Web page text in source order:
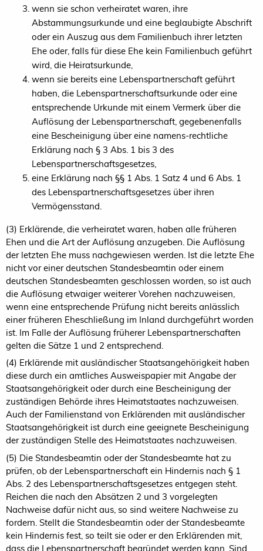
wenn sie schon verheiratet waren, ihre
Abstammungsurkunde und eine beglaubigte Abschrift
oder ein Auszug aus dem Familienbuch ihrer letzten
Ehe oder, falls für diese Ehe kein Familienbuch geführt
wird, die Heiratsurkunde,
wenn sie bereits eine Lebenspartnerschaft geführt
haben, die Lebenspartnerschaftsurkunde oder eine
entsprechende Urkunde mit einem Vermerk über die
Auflösung der Lebenspartnerschaft, gegebenenfalls
eine Bescheinigung über eine namens-rechtliche
Erklärung nach § 3 Abs. 1 bis 3 des
Lebenspartnerschaftsgesetzes,
eine Erklärung nach §§ 1 Abs. 1 Satz 4 und 6 Abs. 1
des Lebenspartnerschaftsgesetzes über ihren
Vermögensstand.
(3) Erklärende, die verheiratet waren, haben alle früheren
Ehen und die Art der Auflösung anzugeben. Die Auflösung
der letzten Ehe muss nachgewiesen werden. Ist die letzte Ehe
nicht vor einer deutschen Standesbeamtin oder einem
deutschen Standesbeamten geschlossen worden, so ist auch
die Auflösung etwaiger weiterer Vorehen nachzuweisen,
wenn eine entsprechende Prüfung nicht bereits anlässlich
einer früheren Eheschließung im Inland durchgeführt worden
ist. Im Falle der Auflösung früherer Lebenspartnerschaften
gelten die Sätze 1 und 2 entsprechend.
(4) Erklärende mit ausländischer Staatsangehörigkeit haben
diese durch ein amtliches Ausweispapier mit Angabe der
Staatsangehörigkeit oder durch eine Bescheinigung der
zuständigen Behörde ihres Heimatstaates nachzuweisen.
Auch der Familienstand von Erklärenden mit ausländischer
Staatsangehörigkeit ist durch eine geeignete Bescheinigung
der zuständigen Stelle des Heimatstaates nachzuweisen.
(5) Die Standesbeamtin oder der Standesbeamte hat zu
prüfen, ob der Lebenspartnerschaft ein Hindernis nach § 1
Abs. 2 des Lebenspartnerschaftsgesetzes entgegen steht.
Reichen die nach den Absätzen 2 und 3 vorgelegten
Nachweise dafür nicht aus, so sind weitere Nachweise zu
fordern. Stellt die Standesbeamtin oder der Standesbeamte
kein Hindernis fest, so teilt sie oder er den Erklärenden mit,
dass die Lebenspartnerschaft begründet werden kann. Sind